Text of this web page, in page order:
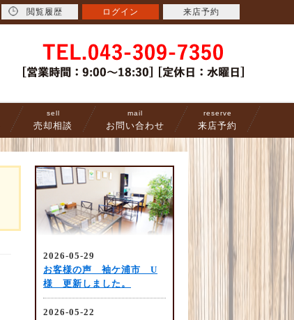
sell
売却相談
mail
お問い合わせ
reserve
来店予約
閲覧履歴 ログイン 来店予約